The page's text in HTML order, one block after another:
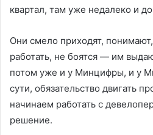
квартал, там уже недалеко и
Они смело приходят,
работать, не боятся — им
потом уже и у Минцифры, и у
сути, обязательство двигать
начинаем работать с
решение.